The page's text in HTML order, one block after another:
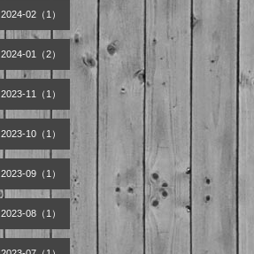
2024-02（1）
2024-01（2）
2023-11（1）
2023-10（1）
2023-09（1）
2023-08（1）